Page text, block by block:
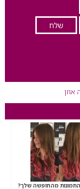
התמונות מהחופשה שלך?